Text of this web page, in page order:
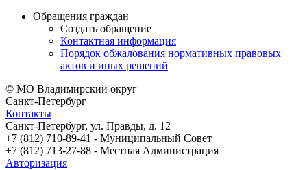
Обращения граждан
Создать обращение
Контактная информация
Порядок обжалования нормативных правовых
актов и иных решений
© МО Владимирский округ
Санкт-Петербург
Контакты
Санкт-Петербург, ул. Правды, д. 12
+7 (812) 710-89-41 - Муниципальный Cовет
+7 (812) 713-27-88 - Местная Администрация
Авторизация